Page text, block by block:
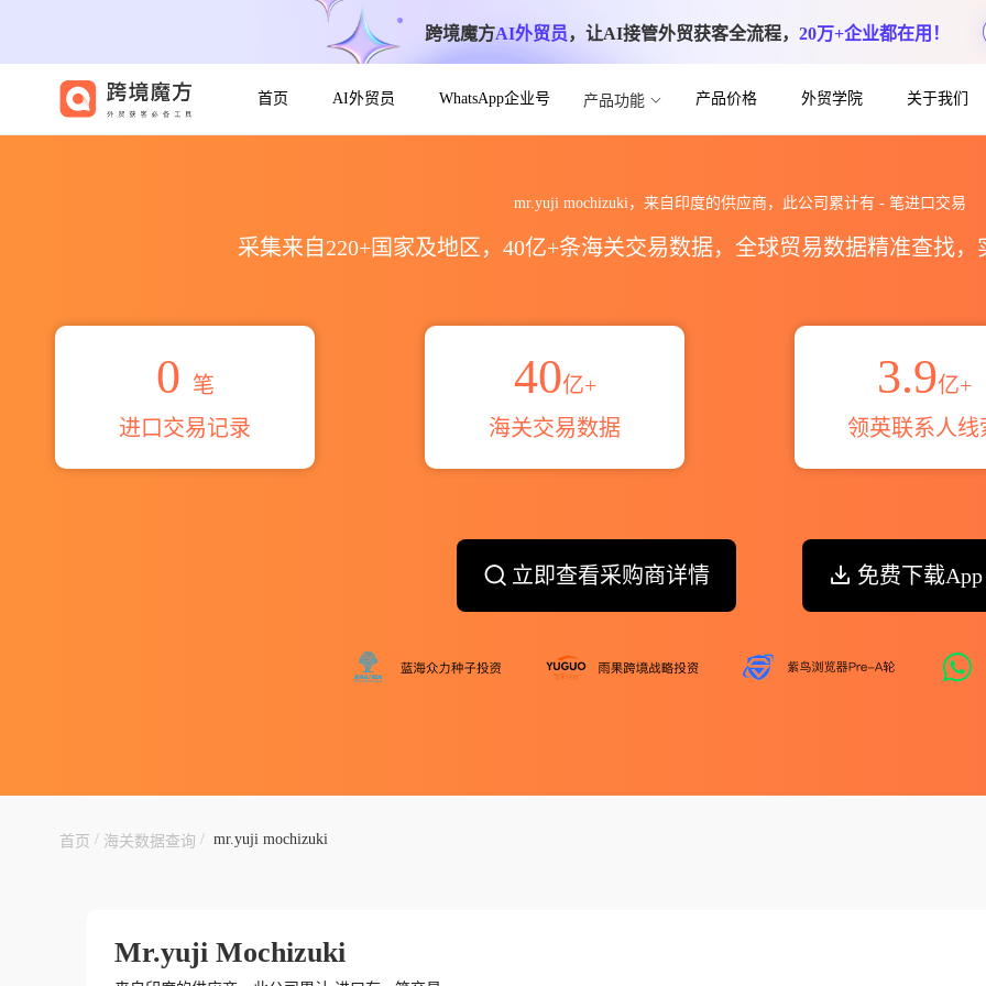
跨境魔方AI外贸员，让AI接管外贸获客全流程， 20万+企业都在用！
首页 AI外贸员 WhatsApp企业号 产品功能 产品价格 外贸学院 关于我们
mr.yuji mochizuki，来自印度的供应商，此公司累计有 -笔进口交易
采集来自220+国家及地区，40亿+条海关交易数据，全球贸易数据精准查找
0 笔
进口交易记录
40亿+
海关交易数据
3.9亿+
领英联系人线
立即查看采购商详情 免费下载App
首页 / 海关数据查询 / mr.yuji mochizuki
Mr.yuji Mochizuki